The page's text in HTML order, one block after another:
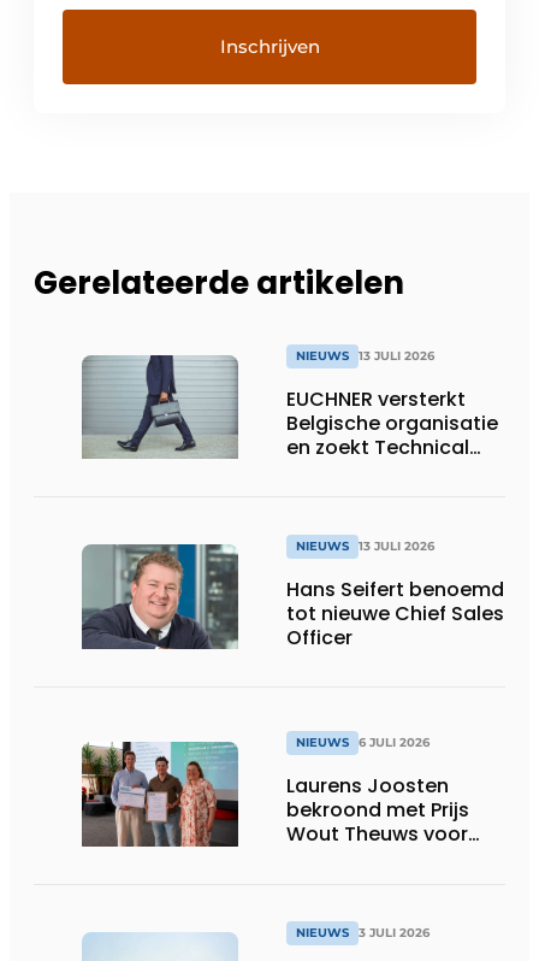
Gerelateerde artikelen
NIEUWS 13 JULI 2026
EUCHNER versterkt
Belgische organisatie
en zoekt Technical
NIEUWS 13 JULI 2026
Hans Seifert benoemd
tot nieuwe Chief Sales
Officer
NIEUWS 6 JULI 2026
Laurens Joosten
bekroond met Prijs
Wout Theuws voor
NIEUWS 3 JULI 2026